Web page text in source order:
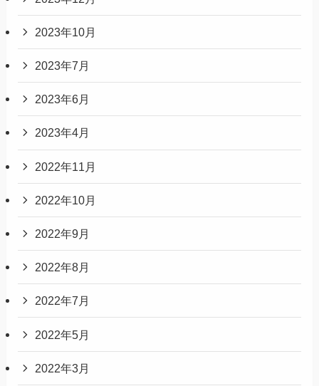
2023年10月
2023年7月
2023年6月
2023年4月
2022年11月
2022年10月
2022年9月
2022年8月
2022年7月
2022年5月
2022年3月